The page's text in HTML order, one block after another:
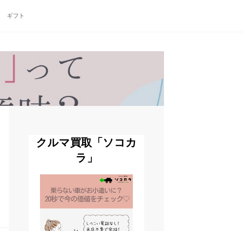
ギフト
クルマ買取「ソコカ
ラ」